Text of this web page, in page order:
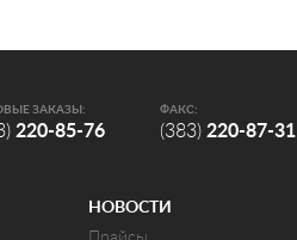
ЗАКАЗЫ:
220-85-76
ФАКС:
(383) 220-87-31
НОВОСТИ